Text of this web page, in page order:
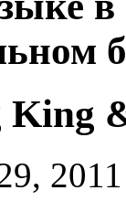
King
2011